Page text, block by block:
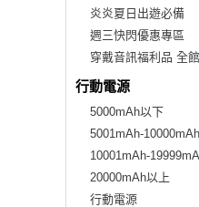
炎炎夏日出遊必備
週三快閃優惠專區
穿戴音訊福利品 全
行動電源
5000mAh以下
5001mAh-10000mAh
10001mAh-
20000mAh以上
行動電源